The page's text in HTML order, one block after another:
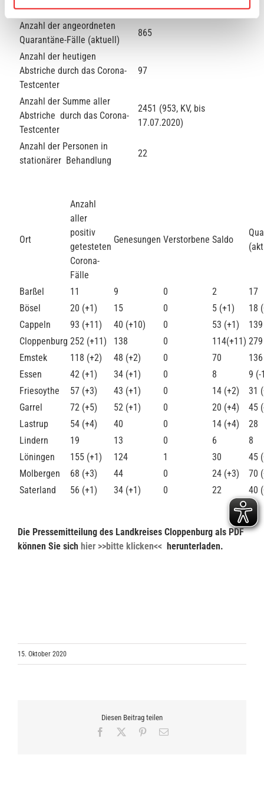
Quarantäne-Fälle (insgesamt)
Anzahl der angeordneten
Quarantäne-Fälle (aktuell)
865
Anzahl der heutigen
Abstriche durch das Corona-
Testcenter
97
Anzahl der Summe aller
Abstriche durch das Corona-
Testcenter
2451 (953, KV, bis
17.07.2020)
Anzahl der Personen in
stationärer Behandlung
22
Ort
Anzahl
aller
positiv
getesteten
Corona-
Fälle
Genesungen Verstorbene Saldo
Barßel 11 9 0 2
17
Bösel
20 (+1) 15 0 5 (+1)
18
Cappeln
93 (+11) 40 (+10) 0 53 (+1)
139
Cloppenburg 252 (+11) 138 0 114(+11)
Emstek
118 (+2) 48 (+2) 0 70
Essen
42 (+1) 34 (+1) 0 8
9 (-
Friesoythe
57 (+3) 43 (+1) 0 14 (+2)
31
Garrel
72 (+5) 52 (+1) 0 20 (+4)
45
Lastrup
54 (+4) 40 0 14 (+4)
28
Lindern
19 13 0 6
8
Löningen
155 (+1) 124 1 30
45
Molbergen
68 (+3) 44 0 24 (+3)
70
Saterland
56 (+1) 34 (+1) 0 22 40
Die Pressemitteilung des Landkreises Cloppenburg als PDF
können Sie sich hier >>bitte klicken<< herunterladen.
15. Oktober 2020
Diesen Beitrag teilen
Facebook Pinterest
E-